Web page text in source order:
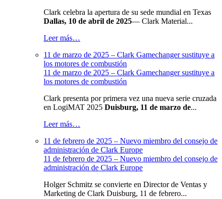
Clark celebra la apertura de su sede mundial en Texas
Dallas, 10 de abril de 2025— Clark Material...
Leer más…
11 de marzo de 2025 – Clark Gamechanger sustituye a
los motores de combustión
11 de marzo de 2025 – Clark Gamechanger sustituye a
los motores de combustión
Clark presenta por primera vez una nueva serie cruzada
en LogiMAT 2025 Duisburg, 11 de marzo de...
Leer más…
11 de febrero de 2025 – Nuevo miembro del consejo de
administración de Clark Europe
11 de febrero de 2025 – Nuevo miembro del consejo de
administración de Clark Europe
Holger Schmitz se convierte en Director de Ventas y
Marketing de Clark Duisburg, 11 de febrero...